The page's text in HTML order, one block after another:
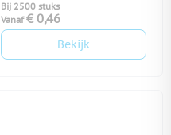
Bij 2500 stuks
Vanaf € 0,46
Bekijk